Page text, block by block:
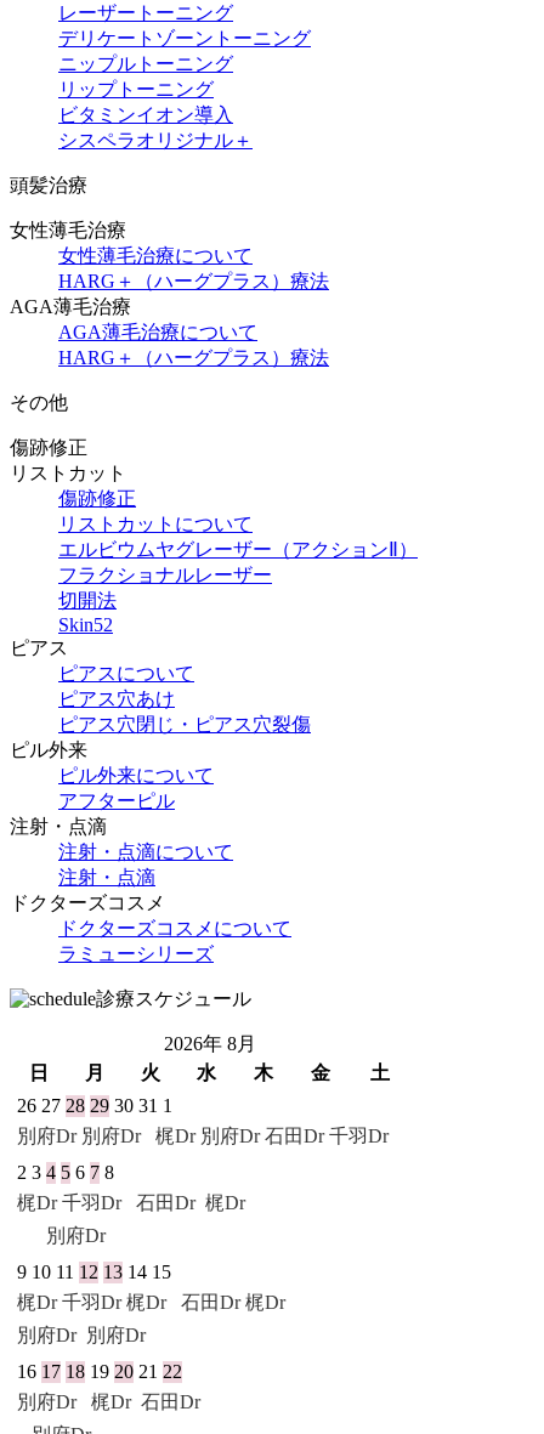
レーザートーニング
デリケートゾーントーニング
ニップルトーニング
リップトーニング
ビタミンイオン導入
シスペラオリジナル＋
頭髪治療
女性薄毛治療
女性薄毛治療について
HARG＋（ハーグプラス）療法
AGA薄毛治療
AGA薄毛治療について
HARG＋（ハーグプラス）療法
その他
傷跡修正
リストカット
傷跡修正
リストカットについて
エルビウムヤグレーザー（アクションⅡ）
フラクショナルレーザー
切開法
Skin52
ピアス
ピアスについて
ピアス穴あけ
ピアス穴閉じ・ピアス穴裂傷
ピル外来
ピル外来について
アフターピル
注射・点滴
注射・点滴について
注射・点滴
ドクターズコスメ
ドクターズコスメについて
ラミューシリーズ
診療スケジュール
2026年 8月
日
月 火 水 木 金
土
26 27 28 29 30 31 1
別府Dr 別府Dr 梶Dr 別府Dr 石田Dr 千羽Dr
2 3 4 5 6 7 8
梶Dr 千羽Dr 石田Dr 梶Dr
別府Dr
9 10 11 12 13 14 15
梶Dr 千羽Dr 梶Dr 石田Dr 梶Dr
別府Dr 別府Dr
16 17 18 19 20 21 22
別府Dr
梶Dr 石田Dr